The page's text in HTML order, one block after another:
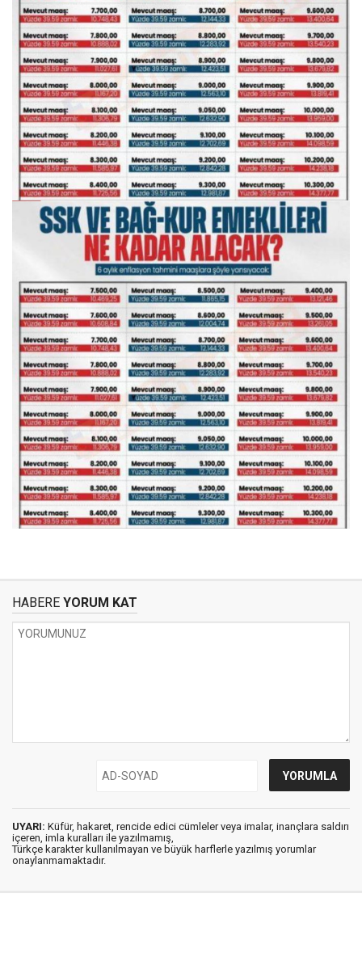
HABERE YORUM KAT
UYARI: Küfür, hakaret, rencide edici cümleler veya imalar, inançlara saldırı
içeren, imla kuralları ile yazılmamış,
Türkçe karakter kullanılmayan ve büyük harflerle yazılmış yorumlar
onaylanmamaktadır.